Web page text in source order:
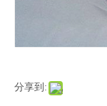
分享到: